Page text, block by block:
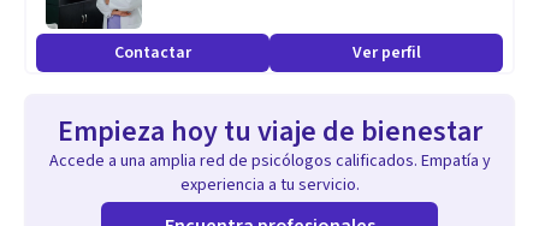
Contactar Ver perfil
Empieza hoy tu viaje de bienestar
Accede a una amplia red de psicólogos calificados. Empatía y
experiencia a tu servicio.